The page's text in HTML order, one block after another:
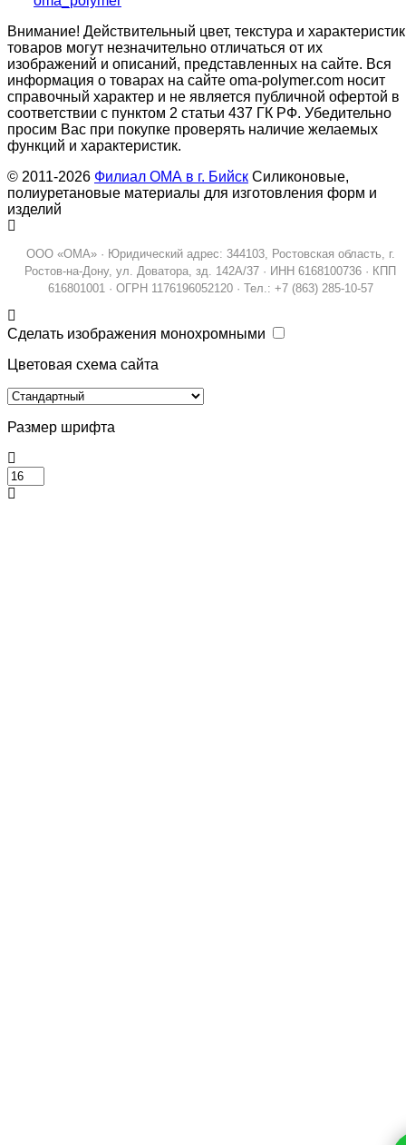
Внимание! Действительный цвет, текстура и
товаров могут незначительно отличаться от их
изображений и описаний, представленных на сайте. Вся
информация о товарах на сайте oma-polymer.com носит
справочный характер и не является публичной офертой в
соответствии с пунктом 2 статьи 437 ГК РФ. Убедительно
просим Вас при покупке проверять наличие желаемых
функций и характеристик.
© 2011-2026 Филиал ОМА в г. Бийск Силиконовые,
полиуретановые материалы для изготовления форм и
изделий
ООО «ОМА» · Юридический адрес: 344103, Ростовская область, г.
Ростов-на-Дону, ул. Доватора, зд. 142А/37 · ИНН 6168100736 · КПП
616801001 · ОГРН 1176196052120 · Тел.: +7 (863) 285-10-57
Сделать изображения монохромными
Цветовая схема сайта
Размер шрифта